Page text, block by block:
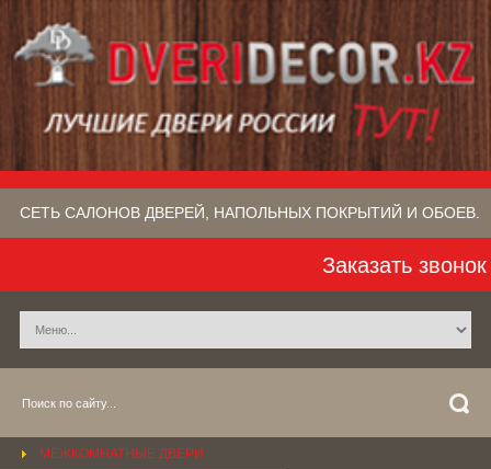
СЕТЬ САЛОНОВ ДВЕРЕЙ, НАПОЛЬНЫХ ПОКРЫТИЙ​ И ОБОЕВ.
Заказать звонок
МЕЖКОМНАТНЫЕ ДВЕРИ